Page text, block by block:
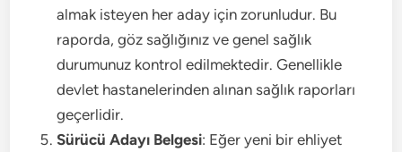
almak isteyen her aday için zorunludur. Bu
raporda, göz sağlığınız ve genel sağlık
durumunuz kontrol edilmektedir. Genellikle
devlet hastanelerinden alınan sağlık raporları
geçerlidir.
Sürücü Adayı Belgesi: Eğer yeni bir ehliyet